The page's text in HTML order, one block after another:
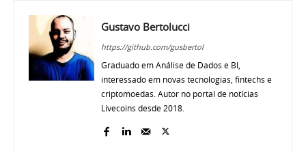
Gustavo Bertolucci
https://github.com/gusbertol
Graduado em Análise de Dados e BI,
interessado em novas tecnologias, fintechs e
criptomoedas. Autor no portal de notícias
Livecoins desde 2018.